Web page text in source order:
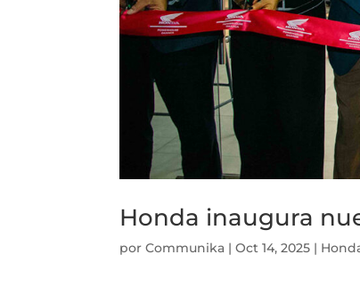
Honda inaugura
porCommunika |Oct 14, 2025 |